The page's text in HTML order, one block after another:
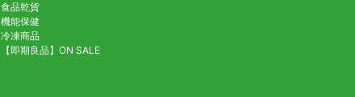
食品乾貨
機能保健
冷凍商品
【即期良品】ON SALE